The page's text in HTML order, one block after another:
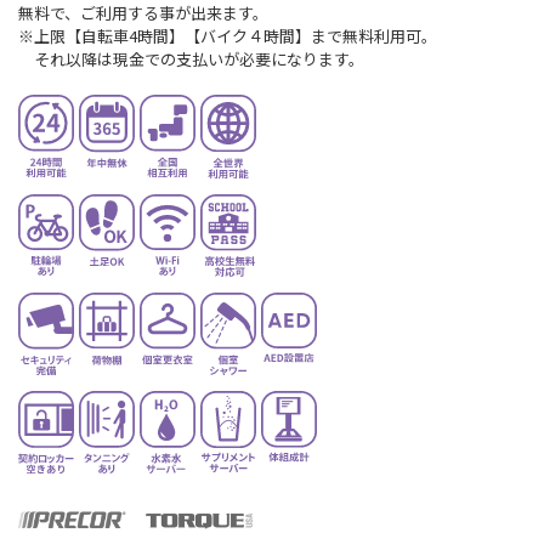
無料で、ご利用する事が出来ます。
※上限【自転車4時間】【バイク４時間】まで無料利用可。
それ以降は現金での支払いが必要になります。